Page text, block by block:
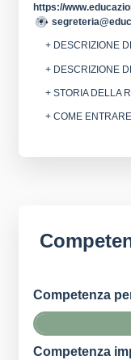
https://
+ DESCRIZIONE
+ DESCRIZIONE
+ STORIA DELLA
+ COME
Competenza
Competenza